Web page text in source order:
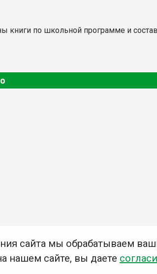
книги по школьной программе и
сайта мы обрабатываем
нашем сайте, вы даете